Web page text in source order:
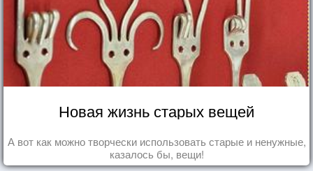
Новая жизнь старых вещей
А вот как можно творчески использовать старые и ненужные,
казалось бы, вещи!